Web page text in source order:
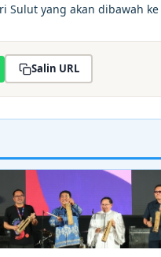
Sulut yang akan dibawah
Salin URL